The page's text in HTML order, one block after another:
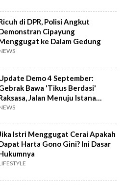
di DPR, Polisi Angkut
Cipayung
ke Dalam Gedung
Demo 4 September:
Bawa 'Tikus Berdasi'
Jalan Menuju Istana
Aparat
Istri Menggugat Cerai Apakah
Harta Gono Gini? Ini Dasar